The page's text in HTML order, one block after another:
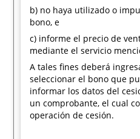
b) no haya utilizado o
bono, e
c) informe el precio de
mediante el servicio
A tales fines deberá
seleccionar el bono que
informar los datos del
un comprobante, el cual
operación de cesión.